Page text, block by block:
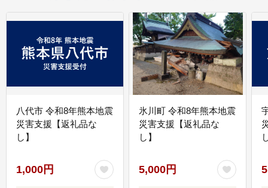
八代市 令和8年熊本地震
災害支援【返礼品な
し】
1,000円
氷川町 令和8年熊本地震
災害支援【返礼品な
し】
5,000円